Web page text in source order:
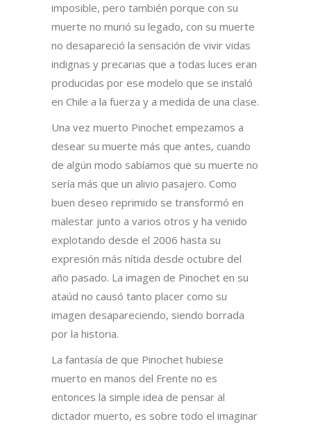
imposible, pero también porque con su
muerte no murió su legado, con su muerte
no desapareció la sensación de vivir vidas
indignas y precarias que a todas luces eran
producidas por ese modelo que se instaló
en Chile a la fuerza y a medida de una clase.
Una vez muerto Pinochet empezamos a
desear su muerte más que antes, cuando
de algún modo sabíamos que su muerte no
sería más que un alivio pasajero. Como
buen deseo reprimido se transformó en
malestar junto a varios otros y ha venido
explotando desde el 2006 hasta su
expresión más nítida desde octubre del
año pasado. La imagen de Pinochet en su
ataúd no causó tanto placer como su
imagen desapareciendo, siendo borrada
por la historia.
La fantasía de que Pinochet hubiese
muerto en manos del Frente no es
entonces la simple idea de pensar al
dictador muerto, es sobre todo el imaginar